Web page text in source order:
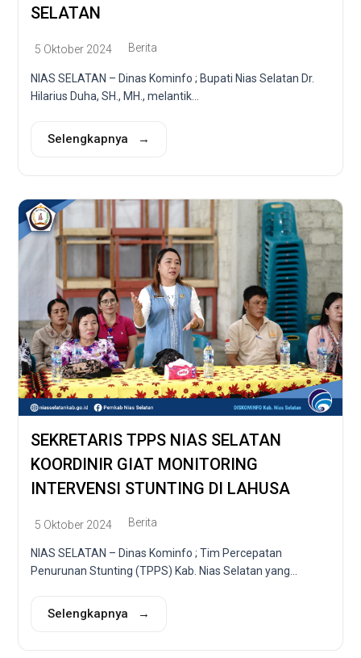
SELATAN
5 Oktober 2024 Berita
NIAS SELATAN – Dinas Kominfo ; Bupati Nias Selatan Dr.
Hilarius Duha, SH., MH., melantik...
Selengkapnya →
SEKRETARIS TPPS NIAS SELATAN
KOORDINIR GIAT MONITORING
INTERVENSI STUNTING DI LAHUSA
5 Oktober 2024 Berita
NIAS SELATAN – Dinas Kominfo ; Tim Percepatan
Penurunan Stunting (TPPS) Kab. Nias Selatan yang...
Selengkapnya →